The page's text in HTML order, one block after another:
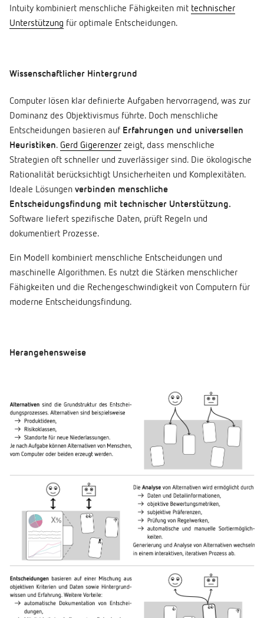
Intuity kombiniert menschliche Fähigkeiten mit technischer
Unterstützung für optimale Entscheidungen.
Wissenschaftlicher Hintergrund
Computer lösen klar definierte Aufgaben hervorragend, was zur
Dominanz des Objektivismus führte. Doch menschliche
Entscheidungen basieren auf Erfahrungen und universellen
Heuristiken. Gerd Gigerenzer zeigt, dass menschliche
Strategien oft schneller und zuverlässiger sind. Die ökologische
Rationalität berücksichtigt Unsicherheiten und Komplexitäten.
Ideale Lösungen verbinden menschliche
Entscheidungsfindung mit technischer Unterstützung.
Software liefert spezifische Daten, prüft Regeln und
dokumentiert Prozesse.
Ein Modell kombiniert menschliche Entscheidungen und
maschinelle Algorithmen. Es nutzt die Stärken menschlicher
Fähigkeiten und die Rechengeschwindigkeit von Computern für
moderne Entscheidungsfindung.
Herangehensweise